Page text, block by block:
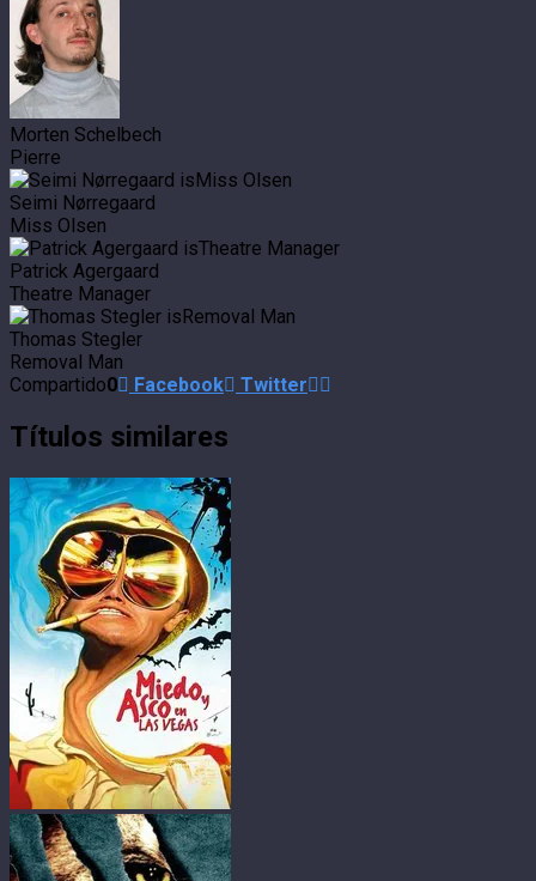
Morten Schelbech
Pierre
Seimi Nørregaard
Miss Olsen
Patrick Agergaard
Theatre Manager
Thomas Stegler
Removal Man
Compartido0 Facebook Twitter
Títulos similares